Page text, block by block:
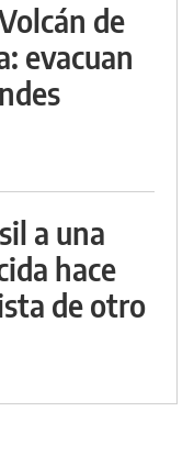
de
evacuan
a una
hace
de otro